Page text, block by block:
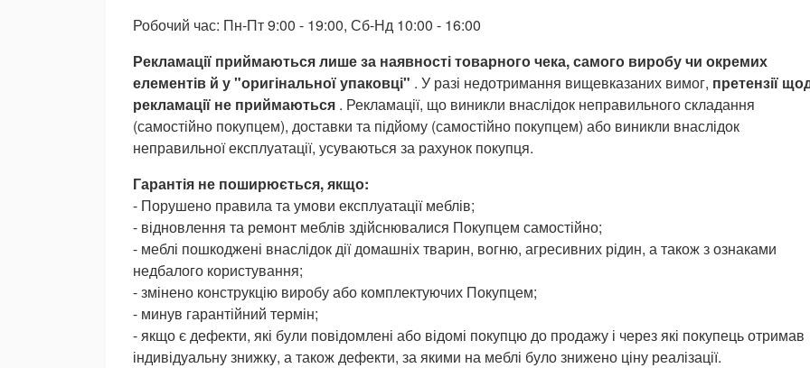
Робочий час: Пн-Пт 9:00 - 19:00, Сб-Нд 10:00 - 16:00
Рекламації приймаються лише за наявності товарного чека, самого виробу чи окремих
елементів й у "оригінальної упаковці" . У разі недотримання вищевказаних вимог, претензії
рекламації не приймаються . Рекламації, що виникли внаслідок неправильного складання
(самостійно покупцем), доставки та підйому (самостійно покупцем) або виникли внаслідок
неправильної експлуатації, усуваються за рахунок покупця.
Гарантія не поширюється, якщо:
- Порушено правила та умови експлуатації меблів;
- відновлення та ремонт меблів здійснювалися Покупцем самостійно;
- меблі пошкоджені внаслідок дії домашніх тварин, вогню, агресивних рідин, а також з ознаками
недбалого користування;
- змінено конструкцію виробу або комплектуючих Покупцем;
- минув гарантійний термін;
- якщо є дефекти, які були повідомлені або відомі покупцю до продажу і через які покупець отримав
індивідуальну знижку, а також дефекти, за якими на меблі було знижено ціну реалізації.